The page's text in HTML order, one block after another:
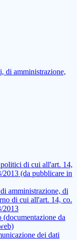
di amministrazione,
di cui all'art. 14,
2013 (da pubblicare in
amministrazione, di
di cui all'art. 14, co.
2013
(documentazione da
dei dati